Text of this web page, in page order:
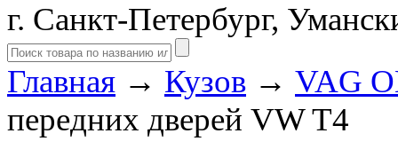
г. Санкт-Петербург,
Главная → Кузов → VAG
передних дверей VW T4